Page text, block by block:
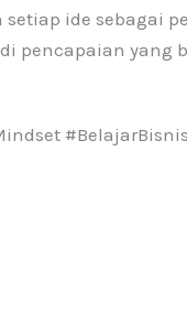
ide sebagai
pencapaian yang